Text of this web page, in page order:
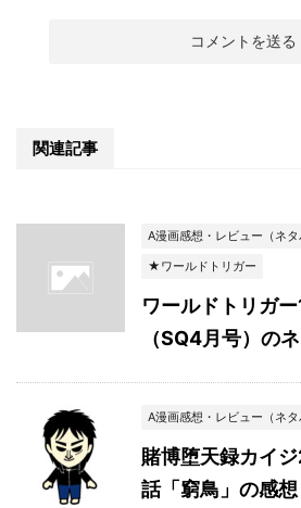
関連記事
A漫画感想・レビュー（ネタ
★ワールドトリガー
ワールドトリガ
（SQ4月号）の
A漫画感想・レビュー（ネタ
賭博堕天録カイ
話「窮鳥」の感